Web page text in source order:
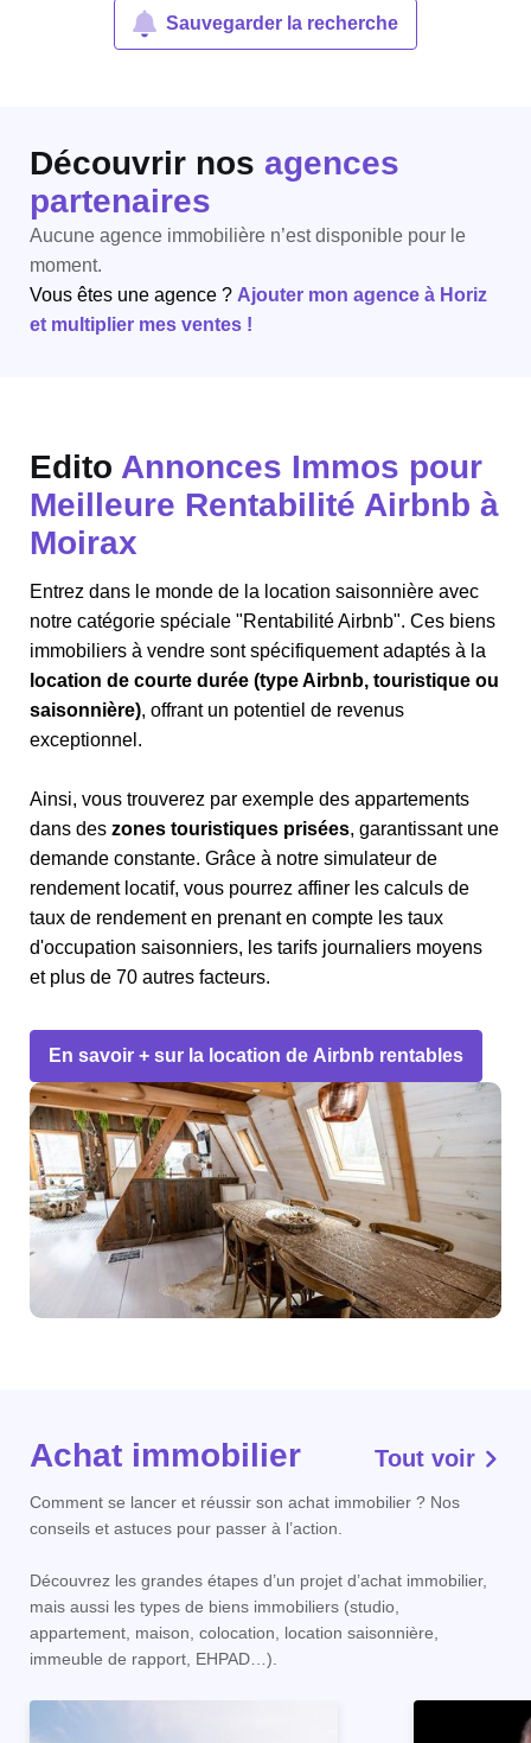
Sauvegarder la recherche
Découvrir nos agences
partenaires
Aucune agence immobilière n’est disponible pour le
moment.
Vous êtes une agence ? Ajouter mon agence à Horiz
et multiplier mes ventes !
Edito Annonces Immos pour
Meilleure Rentabilité Airbnb à
Moirax
Entrez dans le monde de la location saisonnière avec
notre catégorie spéciale "Rentabilité Airbnb". Ces biens
immobiliers à vendre sont spécifiquement adaptés à la
location de courte durée (type Airbnb, touristique ou
saisonnière), offrant un potentiel de revenus
exceptionnel.
Ainsi, vous trouverez par exemple des appartements
dans des zones touristiques prisées, garantissant une
demande constante. Grâce à notre simulateur de
rendement locatif, vous pourrez affiner les calculs de
taux de rendement en prenant en compte les taux
d'occupation saisonniers, les tarifs journaliers moyens
et plus de 70 autres facteurs.
En savoir + sur la location de Airbnb rentables
Achat immobilier Tout voir
Comment se lancer et réussir son achat immobilier ? Nos
conseils et astuces pour passer à l’action.
Découvrez les grandes étapes d’un projet d’achat immobilier,
mais aussi les types de biens immobiliers (studio,
appartement, maison, colocation, location saisonnière,
immeuble de rapport, EHPAD…).